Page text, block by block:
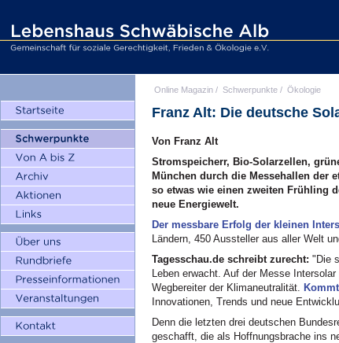
Online Magazin / Schwerpunkte / Ökologie
Franz Alt: Die deutsche
Von Franz Alt
Stromspeicherr, Bio-Solarzellen,
München durch die Messehallen der
so etwas wie einen zweiten Frühling
neue Energiewelt.
Der messbare Erfolg der kleinen
Ländern, 450 Aussteller aus aller Welt
Tagesschau.de schreibt zurecht: "Die
Leben erwacht. Auf der Messe
Wegbereiter der Klimaneutralität.
Innovationen, Trends und neue
Denn die letzten drei deutschen
geschafft, die als Hoffnungsbrache ins